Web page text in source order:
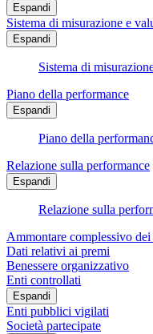
Espandi
Sistema di misurazione e
Espandi
Sistema di
Piano della performance
Espandi
Piano della
Relazione sulla performance
Espandi
Relazione sulla
Ammontare complessivo dei
Dati relativi ai premi
Benessere organizzativo
Enti controllati
Espandi
Enti pubblici vigilati
Società partecipate